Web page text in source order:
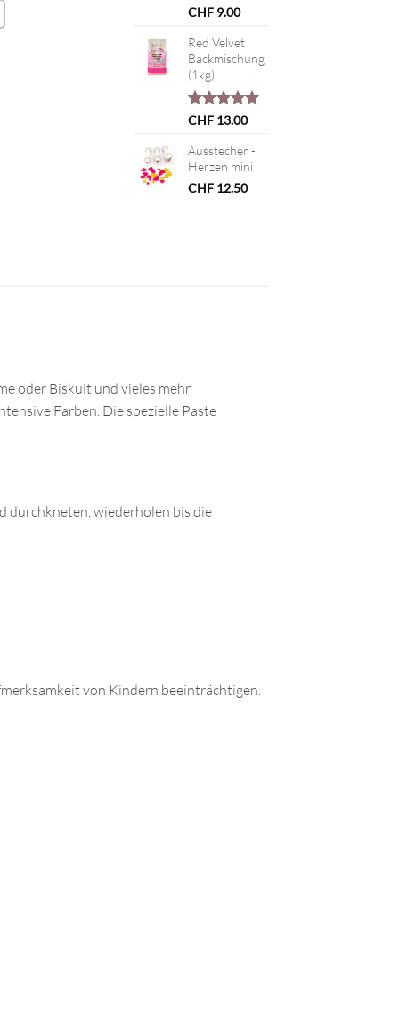
CHF 9.00
Red Velvet
Backmischung
(1kg)
Bewertet
von 5,
basierend
auf
1
Kundenbewertung
CHF 13.00
Ausstecher -
Herzen mini
CHF 12.50
oder Biskuit und vieles mehr
Farben. Die spezielle Paste
durchkneten, wiederholen bis die
von Kindern beeinträchtigen.